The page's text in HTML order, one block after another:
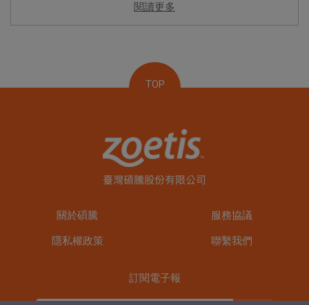
閱讀更多
TOP
關於碩騰 服務協議
隱私權政策 聯繫我們
訂閱電子報